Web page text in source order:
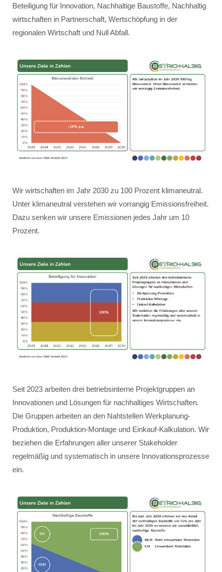
Beteiligung für Innovation, Nachhaltige Baustoffe, Nachhaltig
wirtschaften in Partnerschaft, Wertschöpfung in der
regionalen Wirtschaft und Null Abfall.
Wir wirtschaften im Jahr 2030 zu 100 Prozent klimaneutral.
Unter klimaneutral verstehen wir vorrangig Emissionsfreiheit.
Dazu senken wir unsere Emissionen jedes Jahr um 10
Prozent.
Seit 2023 arbeiten drei betriebsinterne Projektgruppen an
Innovationen und Lösungen für nachhaltiges Wirtschaften.
Die Gruppen arbeiten an den Nahtstellen Werkplanung-
Produktion, Produktion-Montage und Einkauf-Kalkulation. Wir
beziehen die Erfahrungen aller unserer Stakeholder
regelmäßig und systematisch in unsere Innovationsprozesse
ein.